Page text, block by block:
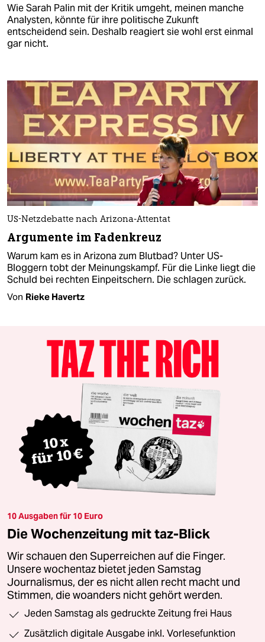
Wie Sarah Palin mit der Kritik umgeht, meinen manche
Analysten, könnte für ihre politische Zukunft
entscheidend sein. Deshalb reagiert sie wohl erst einmal
gar nicht.
US-Netzdebatte nach Arizona-Attentat
Argumente im Fadenkreuz
Warum kam es in Arizona zum Blutbad? Unter US-
Bloggern tobt der Meinungskampf. Für die Linke liegt die
Schuld bei rechten Einpeitschern. Die schlagen zurück.
Von Rieke Havertz
10 Ausgaben für 10 Euro
Die Wochenzeitung mit taz-Blick
Wir schauen den Superreichen auf die Finger.
Unsere wochentaz bietet jeden Samstag
Journalismus, der es nicht allen recht macht und
Stimmen, die woanders nicht gehört werden.
Jeden Samstag als gedruckte Zeitung frei Haus
Zusätzlich digitale Ausgabe inkl. Vorlesefunktion